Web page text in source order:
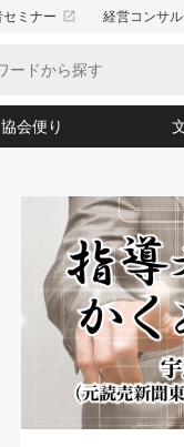
ミナー launch 経営コンサ
回 「言葉狩り」
ング経営入
り(210)
思われる 気配りの達人
(92)
識(57)
育の決め手(203)
は会社守成の好機(38)
人間力の磨き方」(86)
え 東洋思想に学ぶ経営
指導者たち」(32)
”(30)
ろ心平の ──社長のため
ルＡＶを味方に！新・仕
ー脳の鍛え方(32)
を楽しむ基礎レッスン(12)
社長が読むべき今月の4冊
で楽しむ読書術(162)
協会便り
「愛読者通信」著者イン
ビジネス見聞録 経営ニ
作間信司の経営無形庵(
経営セミナー情報局(1)
繁栄への着眼点 牟田
講話を聞いて学ぼう 実